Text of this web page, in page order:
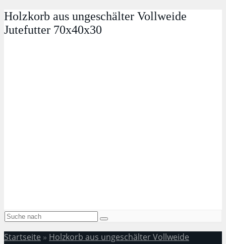
Holzkorb aus ungeschälter Vollweide
Jutefutter 70x40x30
Startseite » Holzkorb aus ungeschälter Vollweide